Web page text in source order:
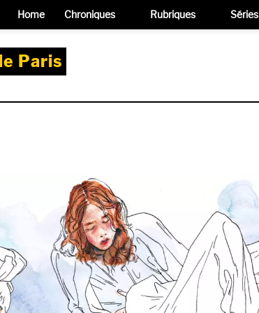
Paris
Home Chroniques Rubriques Séries